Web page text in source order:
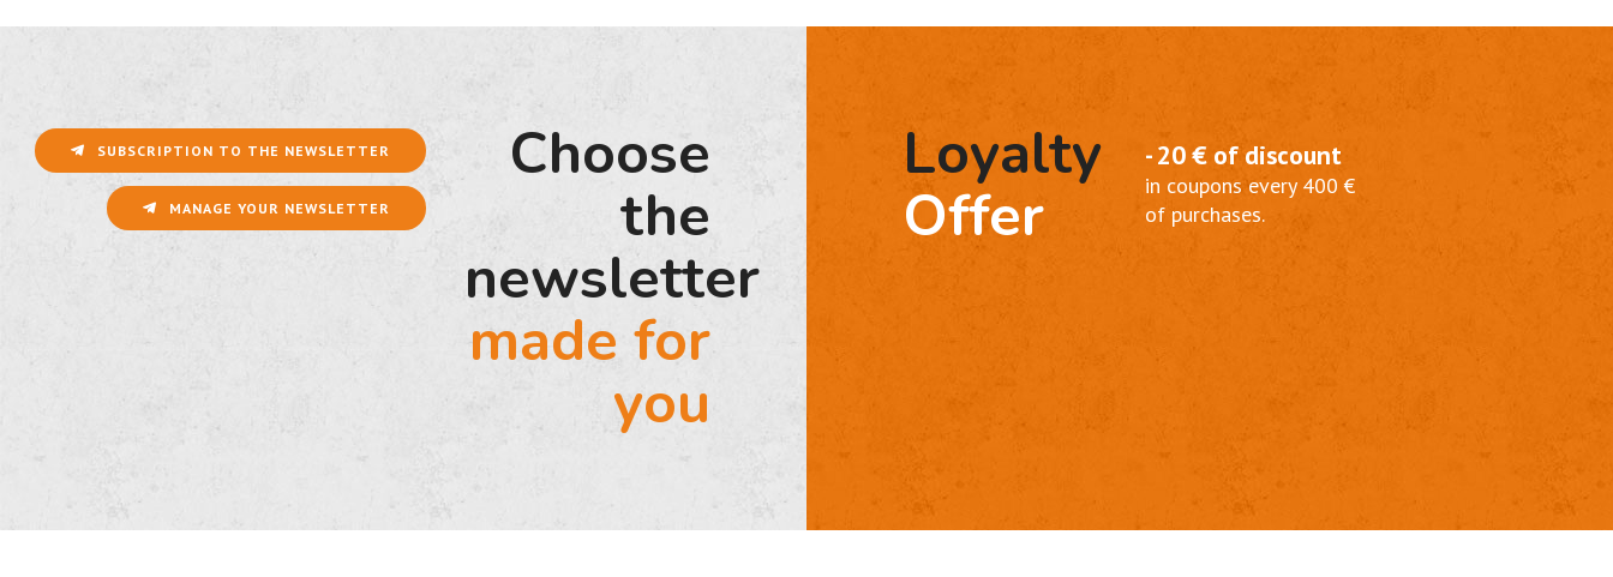
SUBSCRIPTION TO THE NEWSLETTER
MANAGE YOUR NEWSLETTER
Choose
the
newsletter
made for
you
Loyalty
Offer
- 20 € of discount
in coupons every 400 €
of purchases.